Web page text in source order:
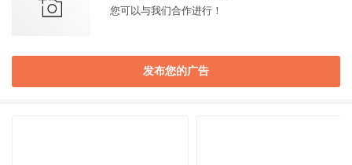
您可以与我们合作进行！
发布您的广告